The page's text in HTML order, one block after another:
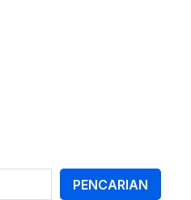
PENCARIAN